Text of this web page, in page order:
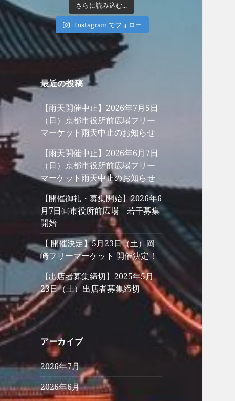
さらに読み込む...
Instagram でフォロー
最近の投稿
【雨天開催中止】2026年7月5日
（日）京都市役所前広場フリー
マーケット雨天中止のお知らせ
【雨天開催中止】2026年6月7日
（日）京都市役所前広場フリー
マーケット雨天中止のお知らせ
【開催御礼・募集開始】2026年6
月7日㈰市役所前広場 若干募集
開始
【 開催決定】5月23日（土）岡
崎フリーマーケット 開催決定！
【出店者募集締切】2025年5月
23日（土）出店者募集締切
アーカイブ
2026年7月
2026年6月